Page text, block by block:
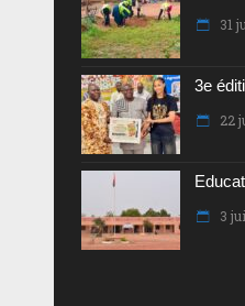
31
3e
22
3